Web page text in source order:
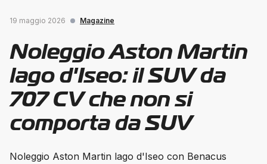
19 maggio 2026 Magazine
Noleggio Aston Martin
lago d'Iseo: il SUV da
707 CV che non si
comporta da SUV
Noleggio Aston Martin lago d'Iseo con Benacus